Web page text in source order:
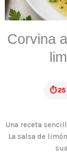
Corvina
⏱ 25
Una receta
La salsa de